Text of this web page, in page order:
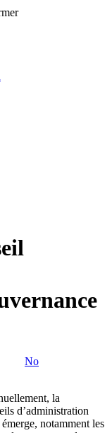
No
la
d’administration
notamment les